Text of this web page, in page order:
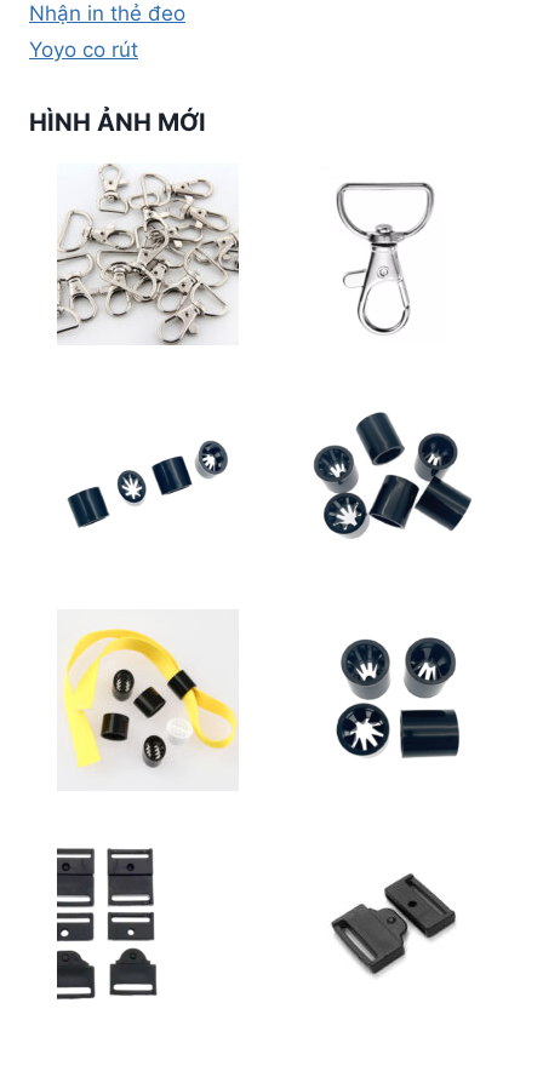
Nhận in thẻ đeo
Yoyo co rút
HÌNH ẢNH MỚI